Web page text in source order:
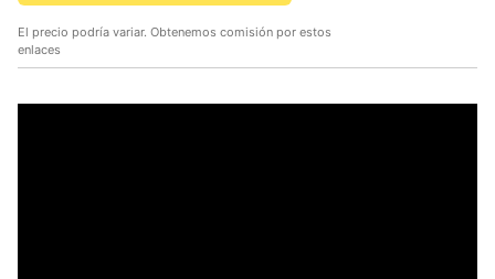
El precio podría variar. Obtenemos comisión por estos
enlaces